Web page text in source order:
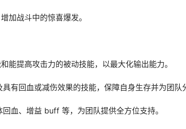
加战斗中的惊喜爆发。
能提高攻击力的被动技能，以最大化输出能力。
有回血或减伤效果的技能，保障自身生存并为团队
血、增益 buff 等，为团队提供全方位支持。